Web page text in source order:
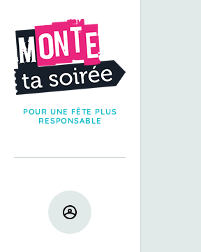
POUR UNE FÊTE PLUS
RESPONSABLE